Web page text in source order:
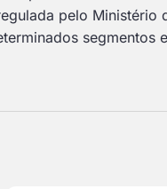
pelo
segmentos